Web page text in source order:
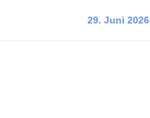
29. Juni 2026